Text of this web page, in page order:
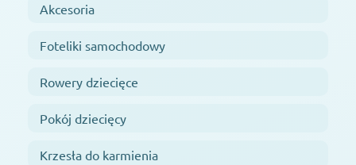
Akcesoria
Foteliki samochodowy
Rowery dziecięce
Pokój dziecięcy
Krzesła do karmienia